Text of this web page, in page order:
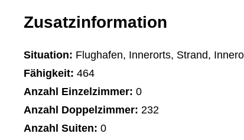
Zusatzinformation
Situation: Flughafen, Innerorts, Strand,
Fähigkeit: 464
Anzahl Einzelzimmer: 0
Anzahl Doppelzimmer: 232
Anzahl Suiten: 0